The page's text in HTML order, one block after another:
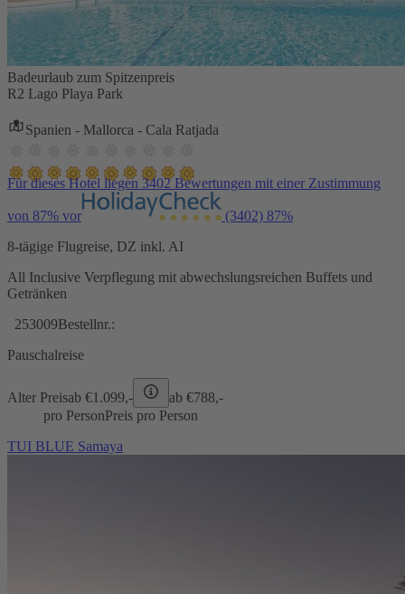
Badeurlaub zum Spitzenpreis
R2 Lago Playa Park
Spanien - Mallorca - Cala Ratjada
Für dieses Hotel liegen 3402 Bewertungen mit einer Zustimmung
von 87% vor (3402) 87%
8-tägige Flugreise, DZ inkl. AI
All Inclusive Verpflegung mit abwechslungsreichen Buffets und
Getränken
253009Bestellnr.:
Pauschalreise
Alter Preisab €1.099,- ab €788,-
pro PersonPreis pro Person
TUI BLUE Samaya